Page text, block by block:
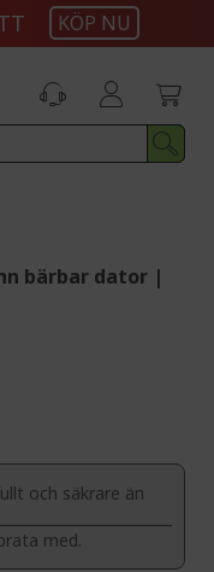
KÖP NU
bärbar dator |
och säkrare än
med.